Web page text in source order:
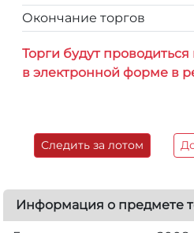
Окончание торгов
Торги будут
в электронной форме в
Следить за лотом
Информация о предмете